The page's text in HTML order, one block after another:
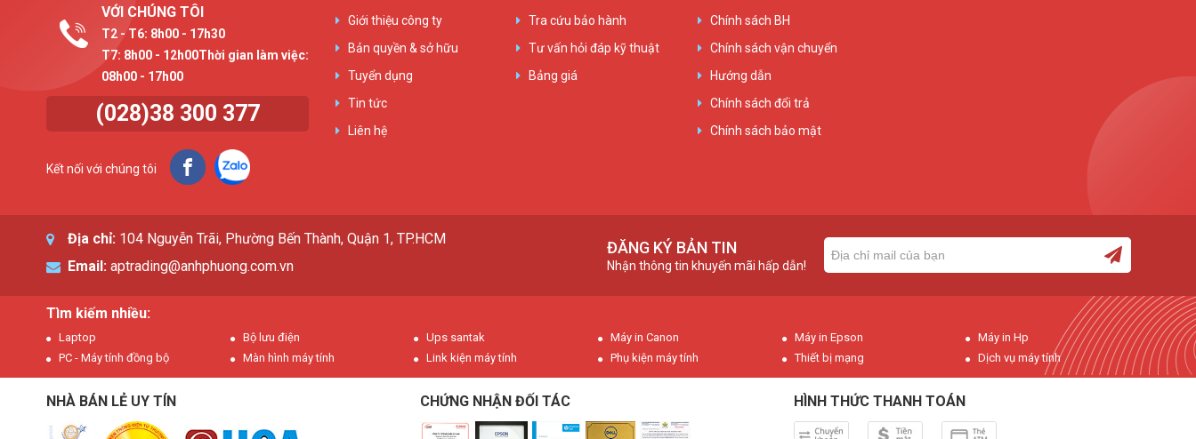
VỚI CHÚNG TÔI
T2 - T6: 8h00 - 17h30
T7: 8h00 - 12h00Thời gian làm việc:
08h00 - 17h00
(028)38 300 377
Kết nối với chúng tôi
Giới thiệu công ty
Bản quyền & sở hữu
Tuyển dụng
Tin tức
Liên hệ
Tra cứu bảo hành
Tư vấn hỏi đáp kỹ thuật
Bảng giá
Chính sách BH
Chính sách vận chuyển
Hướng dẫn
Chính sách đổi trả
Chính sách bảo mật
Địa chỉ: 104 Nguyễn Trãi, Phường Bến Thành, Quận 1, TP.HCM
Email: aptrading@anhphuong.com.vn
ĐĂNG KÝ BẢN TIN
Nhận thông tin khuyến mãi hấp dẫn!
Tìm kiếm nhiều:
Laptop Bộ lưu điện Ups santak Máy in Canon Máy in Epson
Máy in Hp
PC - Máy tính đồng bộ
Màn hình máy tính Link kiện máy tính Phụ kiện máy tính Thiết bị mạng Dịch vụ máy tính
NHÀ BÁN LẺ UY TÍN CHỨNG NHẬN ĐỐI TÁC HÌNH THỨC THANH TOÁN